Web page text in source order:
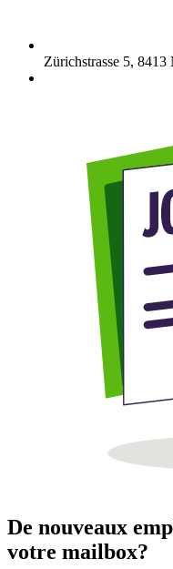
Zürichstrasse 5, 8413
De nouveaux
votre mailbox?